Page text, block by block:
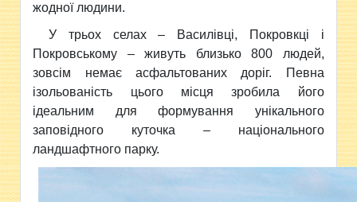
жодної людини.
У трьох селах – Василівці, Покровкці і
Покровському – живуть близько 800 людей,
зовсім немає асфальтованих доріг. Певна
ізольованість цього місця зробила його
ідеальним для формування унікального
заповідного куточка – національного
ландшафтного парку.